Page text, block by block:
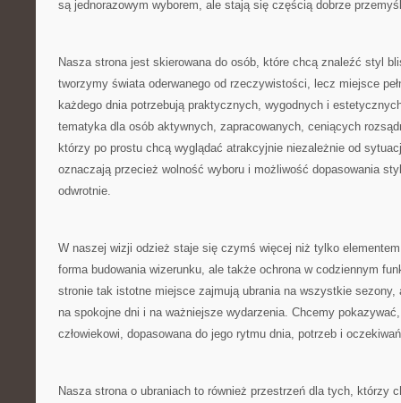
są jednorazowym wyborem, ale stają się częścią dobrze
Nasza strona jest skierowana do osób, które chcą znaleźć styl
tworzymy świata oderwanego od rzeczywistości, lecz miejsce
każdego dnia potrzebują praktycznych, wygodnych i
tematyka dla osób aktywnych, zapracowanych, ceniących
którzy po prostu chcą wyglądać atrakcyjnie niezależnie od
oznaczają przecież wolność wyboru i możliwość dopasowania
odwrotnie.
W naszej wizji odzież staje się czymś więcej niż tylko
forma budowania wizerunku, ale także ochrona w codziennym
stronie tak istotne miejsce zajmują ubrania na wszystkie
na spokojne dni i na ważniejsze wydarzenia. Chcemy
człowiekowi, dopasowana do jego rytmu dnia, potrzeb i
Nasza strona o ubraniach to również przestrzeń dla tych, którzy